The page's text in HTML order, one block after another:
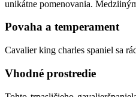
unikátne pomenovania.
Povaha a temperament
Cavalier king charles spaniel sa
Vhodné prostredie